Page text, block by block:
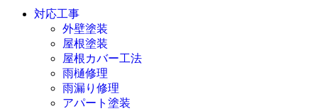
対応工事
外壁塗装
屋根塗装
屋根カバー工法
雨樋修理
雨漏り修理
アパート塗装